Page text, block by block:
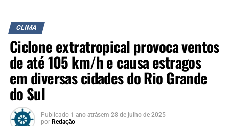
CLIMA
Ciclone extratropical provoca ventos
de até 105 km/h e causa estragos
em diversas cidades do Rio Grande
do Sul
Publicado 1 ano atrásem 28 de julho de 2025
por Redação